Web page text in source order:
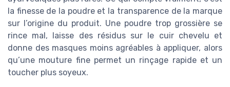
la finesse de la poudre et la transparence de la marque
sur l’origine du produit. Une poudre trop grossière se
rince mal, laisse des résidus sur le cuir chevelu et
donne des masques moins agréables à appliquer, alors
qu’une mouture fine permet un rinçage rapide et un
toucher plus soyeux.